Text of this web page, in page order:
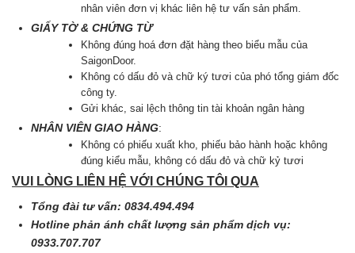
nhân viên đơn vị khác liên hệ tư vấn sản phẩm.
GIẤY TỜ & CHỨNG TỪ
Không đúng hoá đơn đặt hàng theo biểu mẫu của
SaigonDoor.
Không có dấu đỏ và chữ ký tươi của phó tổng giám đốc
công ty.
Gửi khác, sai lệch thông tin tài khoản ngân hàng
NHÂN VIÊN GIAO HÀNG:
Không có phiếu xuất kho, phiếu bảo hành hoặc không
đúng kiểu mẫu, không có dấu đỏ và chữ kỷ tươi
VUI LÒNG LIÊN HỆ VỚI CHÚNG TÔI QUA
Tổng đài tư vấn: 0834.494.494
Hotline phản ánh chất lượng sản phẩm dịch vụ:
0933.707.707